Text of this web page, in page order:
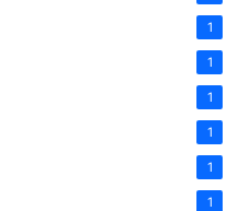
1
1
1
1
1
1